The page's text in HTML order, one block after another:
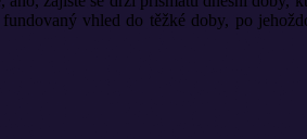
vhled do těžké doby, po